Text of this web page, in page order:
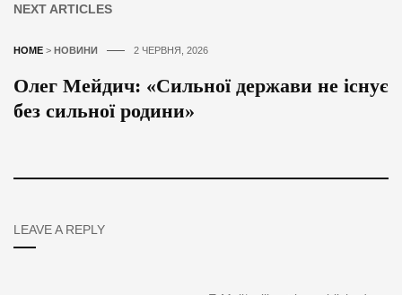
NEXT ARTICLES
HOME > НОВИНИ 2 ЧЕРВНЯ, 2026
Олег Мейдич: «Сильної держави не існує
без сильної родини»
LEAVE A REPLY